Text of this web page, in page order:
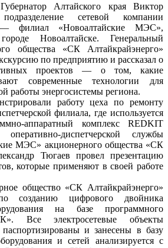
Алтайского края Виктор
сетевой компании
— филиал «Новоалтайские МЭС»,
Новоалтайске. Генеральный
общества «СК Алтайкрайэнерго»
по предприятию и рассказал о
проектов — о том, какие
современные технологии для
работы энергосистемы региона.
работу цеха по ремонту
филиала, где используется
аппаратный комплекс REDKIT
диспетчерской службы
МЭС» акционерного общества «СК
Тюгаев провел презентацию
которые применяют в своей работе
общество «СК Алтайкрайэнерго»
созданию цифрового двойника
на базе программного
Все электросетевые объекты
и занесены в базу
и сетей анализируется с